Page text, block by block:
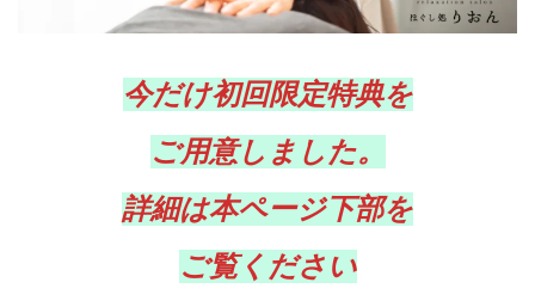
今だけ初回限定特典を
ご用意しました。
詳細は本ページ下部を
ご覧ください